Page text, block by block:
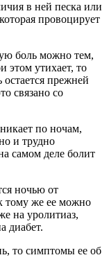
в ней песка или
провоцирует
боль можно тем,
этом утихает, то
прежней
связано со
по ночам,
и трудно
самом деле болит
ночью от
тому же ее можно
на уролитиаз,
диабет.
то симптомы ее об